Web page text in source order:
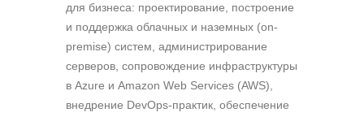
для бизнеса: проектирование, построение
и поддержка облачных и наземных (on-
premise) систем, администрирование
серверов, сопровождение инфраструктуры
в Azure и Amazon Web Services (AWS),
внедрение DevOps-практик, обеспечение